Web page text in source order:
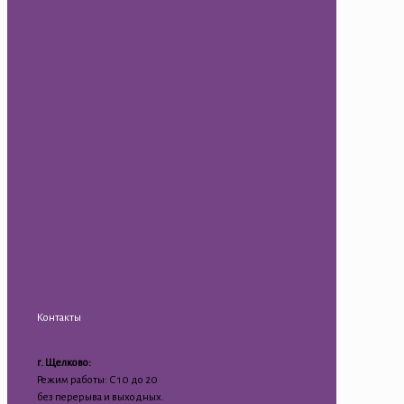
Контакты
г. Щелково:
Режим работы: С 10 до 20
без перерыва и выходных.